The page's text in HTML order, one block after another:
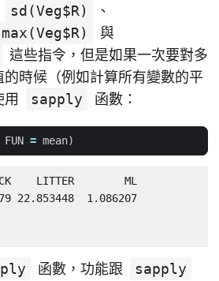
sd(Veg$R)
、
max(Veg$R)
與
這些指令，但是如果一次要對多
時候（例如計算所有變數的平
用
sapply 函數：
FUN = mean)
LITTER        ML
22.853448  1.086207
函數，功能跟
sapply